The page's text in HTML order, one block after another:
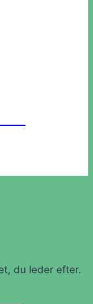
du leder efter.